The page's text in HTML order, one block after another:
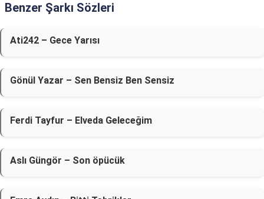
Benzer Şarkı Sözleri
Ati242 – Gece Yarısı
Gönül Yazar – Sen Bensiz Ben Sensiz
Ferdi Tayfur – Elveda Geleceğim
Aslı Güngör – Son öpücük